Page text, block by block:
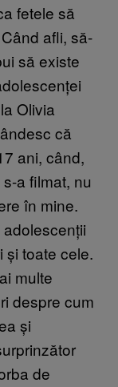
fetele să
afli, să-
să existe
Olivia
că
ani, când,
a filmat, nu
în mine.
și toate cele.
multe
despre cum
și
de